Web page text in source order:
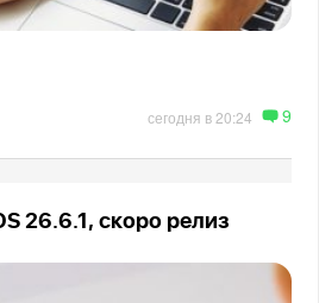
сегодня в 20:24 9
26.6.1, скоро релиз